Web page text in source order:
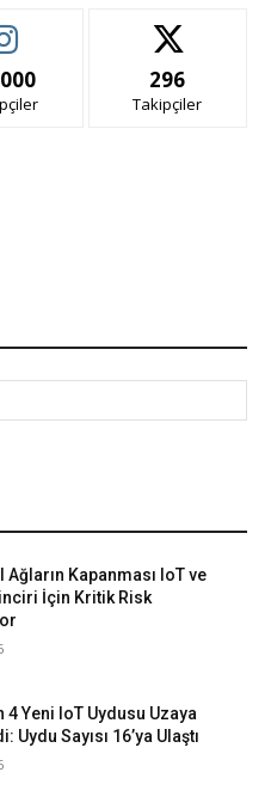
296
Takipçiler
Ağların Kapanması IoT ve
İçin Kritik Risk
4 Yeni IoT Uydusu Uzaya
Uydu Sayısı 16’ya Ulaştı